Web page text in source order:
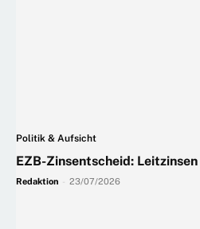
Politik & Aufsicht
EZB-Zinsentscheid:
Redaktion 23/07/2026